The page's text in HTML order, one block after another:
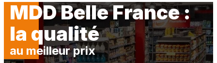
MDD Belle France :
la qualité
au meilleur prix